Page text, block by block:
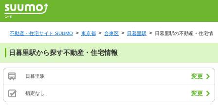
不動産・住宅サイト SUUMO 東京都 台東区 日暮里駅 日暮里駅の不動産・住宅情報
日暮里駅から探す不動産・住宅情報
日暮里駅 変更
指定なし 変更